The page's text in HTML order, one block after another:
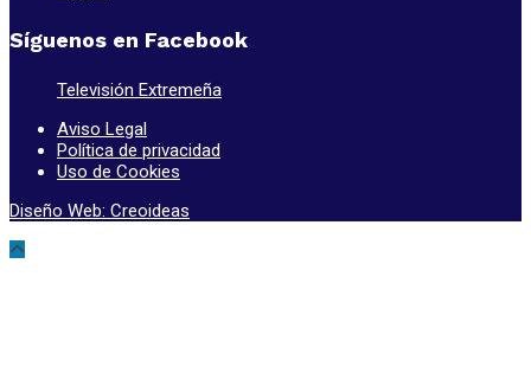
Síguenos en Facebook
Televisión Extremeña
Aviso Legal
Política de privacidad
Uso de Cookies
Diseño Web: Creoideas